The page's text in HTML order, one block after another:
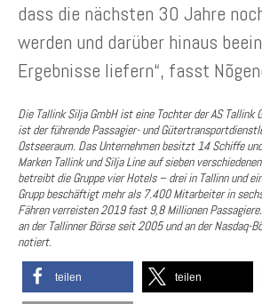
dass die nächsten 30 Jahre
werden und darüber hinaus
Ergebnisse liefern“, fasst
Die Tallink Silja GmbH ist eine Tochter der AS Tallink
ist der führende Passagier- und
Ostseeraum. Das Unternehmen besitzt 14 Schiffe
Marken Tallink und Silja Line auf sieben
betreibt die Gruppe vier Hotels – drei in Tallinn und
Grupp beschäftigt mehr als 7.400 Mitarbeiter in
Fähren verreisten 2019 fast 9,8 Millionen
an der Tallinner Börse seit 2005 und an der Nasdaq-
notiert.
teilen teilen